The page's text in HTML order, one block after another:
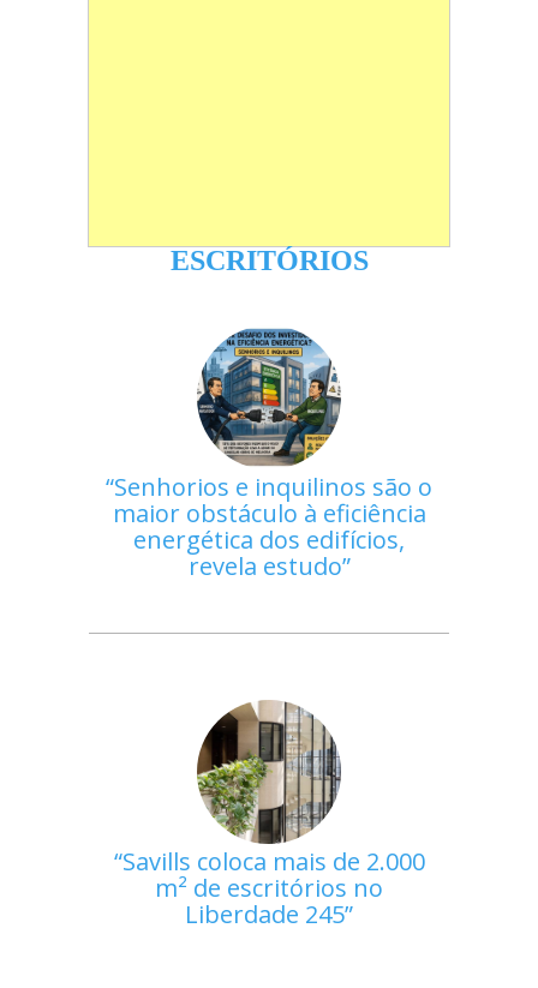
ESCRITÓRIOS
Senhorios e inquilinos são o
maior obstáculo à eficiência
energética dos edifícios,
revela estudo
Savills coloca mais de 2.000
m² de escritórios no
Liberdade 245